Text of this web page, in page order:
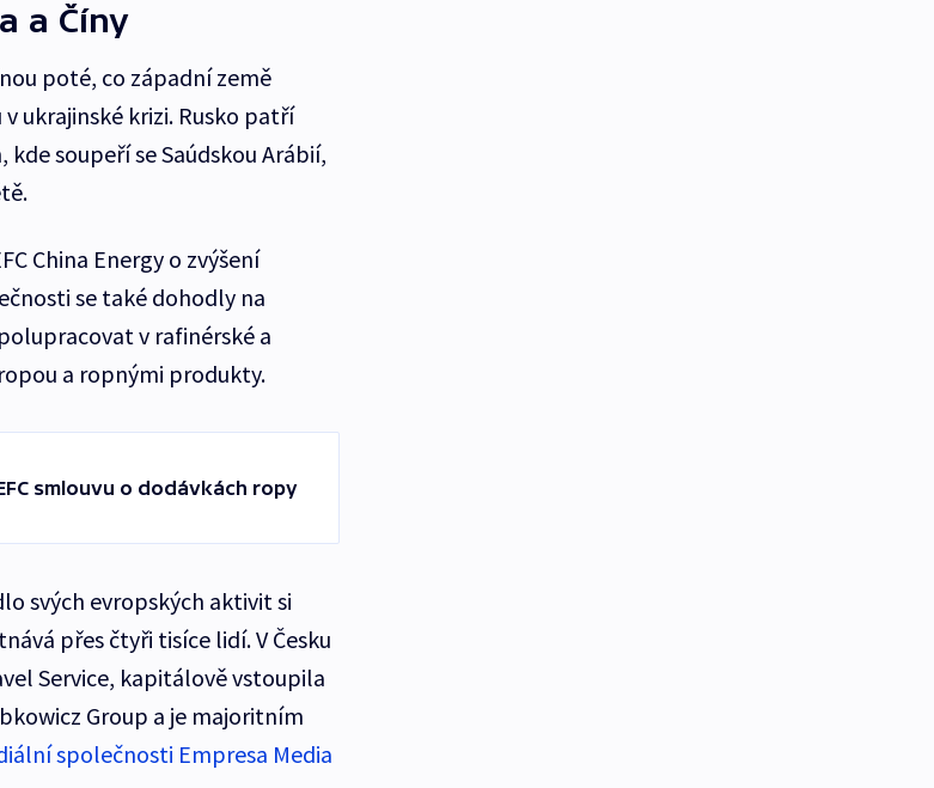
a Číny
poté, co západní země
ukrajinské krizi. Rusko patří
soupeří se Saúdskou Arábií,
China Energy o zvýšení
se také dohodly na
v rafinérské a
a ropnými produkty.
smlouvu o dodávkách ropy
svých evropských aktivit si
přes čtyři tisíce lidí. V Česku
Service, kapitálově vstoupila
Group a je majoritním
společnosti Empresa Media